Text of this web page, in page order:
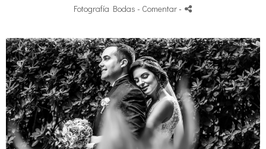
Fotografía Bodas - Comentar-